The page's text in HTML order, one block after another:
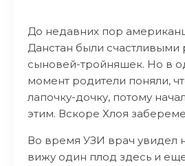
До недавних пор
Данстан были счастливыми
сыновей-тройняшек. Но в
момент родители поняли,
лапочку-дочку, потому
этим. Вскоре Хлоя
Во время УЗИ врач увидел
вижу один плод здесь и